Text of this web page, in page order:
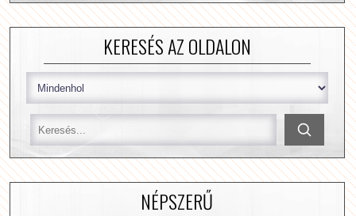
KERESÉS AZ OLDALON
NÉPSZERŰ